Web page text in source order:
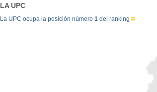
LA UPC
La UPC ocupa la posición número 1 del ranking